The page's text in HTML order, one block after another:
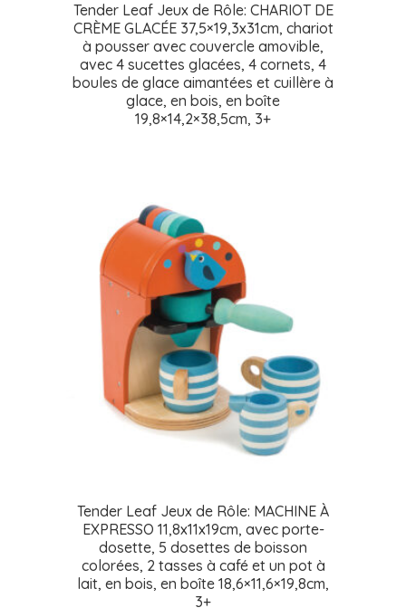
Tender Leaf Jeux de Rôle: CHARIOT DE
CRÈME GLACÉE 37,5×19,3x31cm, chariot
à pousser avec couvercle amovible,
avec 4 sucettes glacées, 4 cornets, 4
boules de glace aimantées et cuillère à
glace, en bois, en boîte
19,8×14,2×38,5cm, 3+
Tender Leaf Jeux de Rôle: MACHINE À
EXPRESSO 11,8x11x19cm, avec porte-
dosette, 5 dosettes de boisson
colorées, 2 tasses à café et un pot à
lait, en bois, en boîte 18,6×11,6×19,8cm,
3+